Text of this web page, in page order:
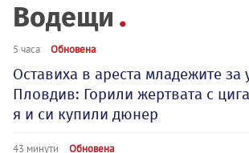
Водещи
5 часа Обновена
Оставиха в ареста младежите за
Пловдив: Горили жертвата с
я и си купили дюнер
43 минути Обновена